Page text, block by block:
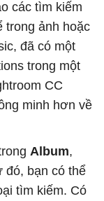
các tìm kiếm
trong ảnh hoặc
đã có một
trong một
CC
minh hơn về
Album,
đó, bạn có thể
tìm kiếm. Có